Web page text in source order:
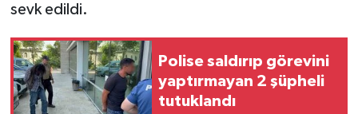
sevk edildi.
Polise saldırıp görevini
yaptırmayan 2 şüpheli
tutuklandı